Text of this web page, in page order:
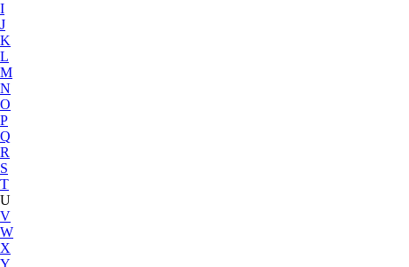
I
J
K
L
M
N
O
P
Q
R
S
T
U
V
W
X
Y